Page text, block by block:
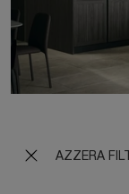
AZZERA